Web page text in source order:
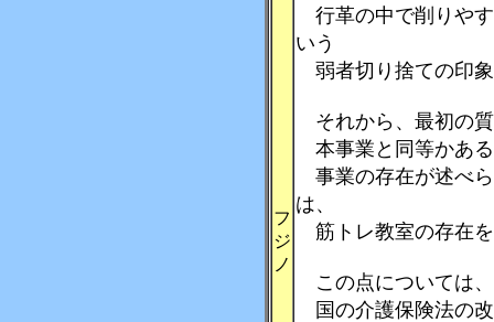
フ
ジ
ノ
行革の中で削りや
いう
弱者切り捨ての印
それから、最初の
本事業と同等かあ
事業の存在が述べ
は、
筋トレ教室の存在
この点については、
国の介護保険法の